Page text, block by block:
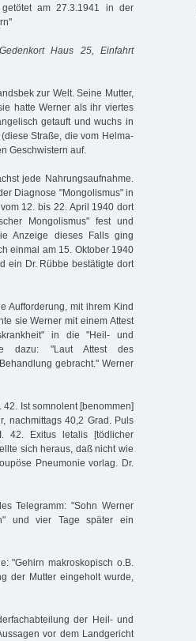
am 27.3.1941 in der
Haus 25, Einfahrt
zur Welt. Seine Mutter,
hatte Werner als ihr viertes
getauft und wuchs in
Straße, die vom Helma-
Geschwistern auf.
jede Nahrungsaufnahme.
Diagnose "Mongolismus" in
12. bis 22. April 1940 dort
Mongolismus" fest und
Anzeige dieses Falls ging
einmal am 15. Oktober 1940
ein Dr. Rübbe bestätigte dort
Aufforderung, mit ihrem Kind
sie Werner mit einem Attest
in die "Heil- und
dazu: "Laut Attest des
gebracht." Werner
Ist somnolent [benommen]
nachmittags 40,2 Grad. Puls
42. Exitus letalis [tödlicher
sich heraus, daß nicht wie
Pneumonie vorlag. Dr.
Telegramm: "Sohn Werner
und vier Tage später ein
"Gehirn makroskopisch o.B.
der Mutter eingeholt wurde,
der Heil- und
vor dem Landgericht